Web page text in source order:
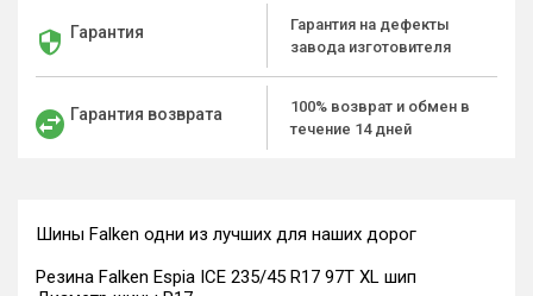
Гарантия
Гарантия на дефекты
завода изготовителя
Гарантия возврата
100% возврат и обмен в
течение 14 дней
Шины Falken одни из лучших для наших дорог
Резина Falken Espia ICE 235/45 R17 97T XL шип